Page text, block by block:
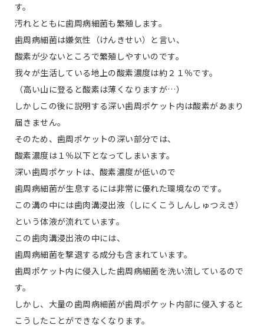
す。
汚れとともに歯周病細菌も繁殖します。
歯周病細菌は嫌気性（けんきせい）と言い、
酸素が少ないところで繁殖しやすいのです。
我々が生活している地上の酸素濃度は約２１％です。
（高い山に登ると酸素は薄くなりますが…）
しかしこの後に説明する深い歯周ポケット内は酸素があまり
届きません。
そのため、歯周ポケットの深い部分では、
酸素濃度は１％以下となってしまいます。
深い歯周ポケットは、酸素濃度が低いので
歯周病細菌が生息するには非常に優れた環境なのです。
この溝の中には歯肉溝浸出液（しにくこうしんしゅつえき）
という体液が流れています。
この歯肉溝浸出液の中には、
歯周病細菌を撃退する成分も含まれています。
歯周ポケット内に侵入した歯周病細菌を洗い流しているので
す。
しかし、大量の歯周病細菌が歯周ポケット内部に侵入すると
こうしたことができなくなります。